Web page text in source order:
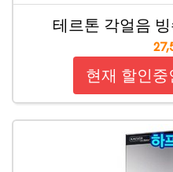
테르톤 각얼음
현재 할인